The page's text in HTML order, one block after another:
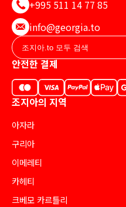
+995 511 14 77 85
info@georgia.to
안전한 결제
조지아의 지역
아자라
구리아
이메레티
카헤티
크베모 카르틀리